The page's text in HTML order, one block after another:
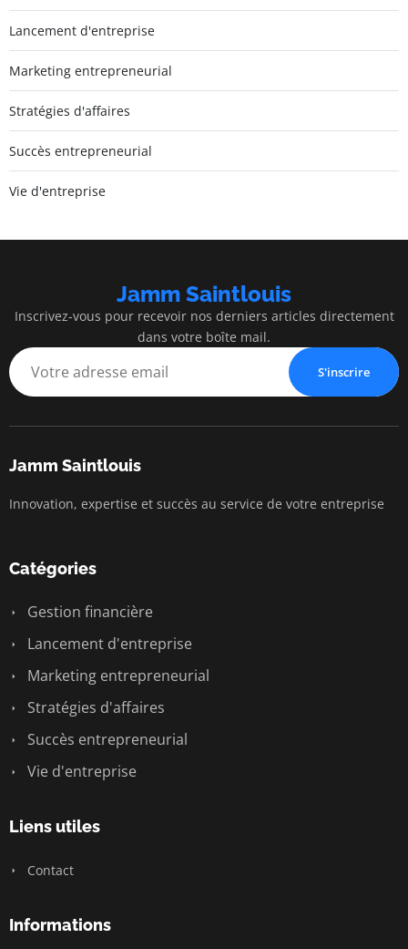
Lancement d'entreprise
Marketing entrepreneurial
Stratégies d'affaires
Succès entrepreneurial
Vie d'entreprise
Jamm Saintlouis
Inscrivez-vous pour recevoir nos derniers articles directement
dans votre boîte mail.
S'inscrire
Jamm Saintlouis
Innovation, expertise et succès au service de votre entreprise
Catégories
Gestion financière
Lancement d'entreprise
Marketing entrepreneurial
Stratégies d'affaires
Succès entrepreneurial
Vie d'entreprise
Liens utiles
Contact
Informations